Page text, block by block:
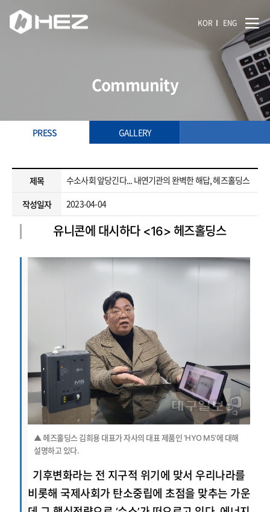
KOR ENG
Community
PRESS GALLERY
제목
수소사회 앞당긴다... 내연기관의 완벽한 해답, 헤즈홀딩스
작성일자
2023-04-04
유니콘에 대시하다 <16> 헤즈홀딩스
▲ 헤즈홀딩스 김희용 대표가 자사의 대표 제품인 ‘HYO M5’에 대해
설명하고 있다.
기후변화라는 전 지구적 위기에 맞서 우리나라를
비롯해 국제사회가 탄소중립에 초점을 맞추는 가운